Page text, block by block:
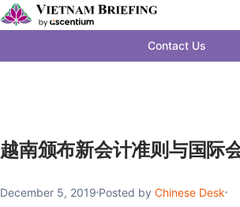
Contact Us
越南颁布新会计准则与国际
December 5, 2019 Posted by Chinese Desk